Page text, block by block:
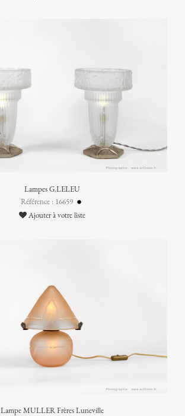
Lampes G.LELEU
Référence : 16659
Ajouter à votre liste
Lampe MULLER Frères Luneville